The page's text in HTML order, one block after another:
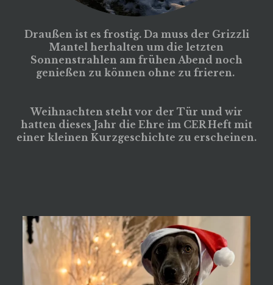
Draußen ist es frostig. Da muss der Grizzli
Mantel herhalten um die letzten
Sonnenstrahlen am frühen Abend noch
genießen zu können ohne zu frieren.
Weihnachten steht vor der Tür und wir
hatten dieses Jahr die Ehre im CER Heft mit
einer kleinen Kurzgeschichte zu erscheinen.